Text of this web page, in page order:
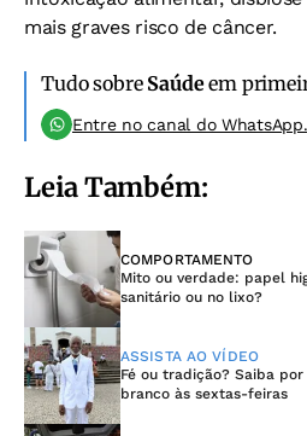
mais graves risco de câncer.
Tudo sobre Saúdeem
Entre no canal do WhatsApp.
Leia Também:
COMPORTAMENTO
Mito ou verdade: papel
sanitário ou no lixo?
ASSISTA AO VÍDEO
Fé ou tradição? Saiba
branco às sextas-feiras